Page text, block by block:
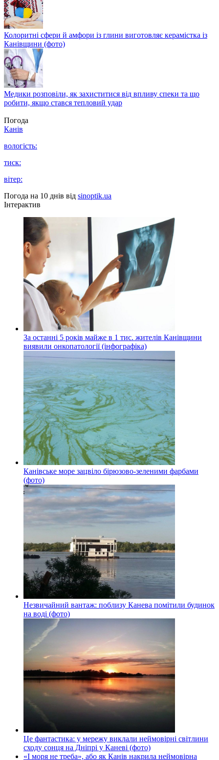
Колоритні сфери й амфори із глини виготовляє керамістка із
Канівщини (фото)
Медики розповіли, як захиститися від впливу спеки та що
робити, якщо стався тепловий удар
Погода
Канів
вологість:
тиск:
вітер:
Погода на 10 днів від sinoptik.ua
Інтерактив
За останні 5 років майже в 1 тис. жителів Канівщини
виявили онкопатології (інфографіка)
Канівське море зацвіло бірюзово-зеленими фарбами
(фото)
Незвичайний вантаж: поблизу Канева помітили будинок
на воді (фото)
Це фантастика: у мережу виклали неймовірні світлини
сходу сонця на Дніпрі у Каневі (фото)
«І моря не треба», або як Канів накрила неймовірна